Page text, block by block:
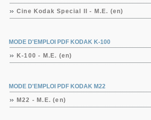
Cine Kodak Special II - M.E. (en)
MODE D'EMPLOI PDF KODAK K-100
K-100 - M.E. (en)
MODE D'EMPLOI PDF KODAK M22
M22 - M.E. (en)